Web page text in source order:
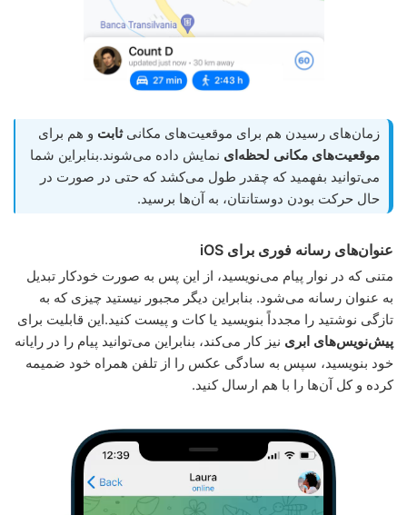
زمان‌های رسیدن هم برای موقعیت‌های مکانیثابت و هم برای
موقعیت‌های مکانی لحظه‌ای نمایش داده می‌شوند.بنابراین شما
می‌توانید بفهمید که چقدر طول می‌کشد که حتی در صورت در
حال حرکت بودن دوستانتان، به آن‌ها برسید.
عنوان‌های رسانه فوری برای iOS
متنی که در نوار پیام می‌نویسید، از این پس به صورت خودکار تبدیل
به عنوان رسانه می‌شود. بنابراین دیگر مجبور نیستید چیزی که به
تازگی نوشتید را مجدداً بنویسید یا کات و پیست کنید.این قابلیت برای
پیش‌نویس‌های ابری نیز کار می‌کند، بنابراین می‌توانید پیام را در رایانه
خود بنویسید، سپس به سادگی عکس را از تلفن همراه خود ضمیمه
کرده و کل آن‌ها را با هم ارسال کنید.